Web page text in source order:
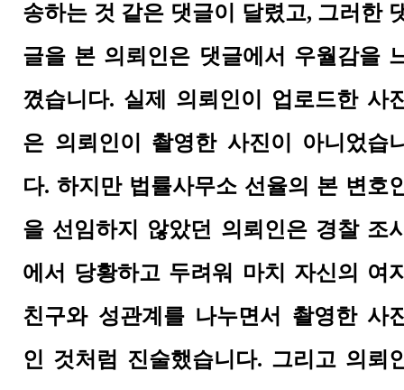
송하는 것 같은 댓글이 달렸고, 그러한
글을 본 의뢰인은 댓글에서 우월감을
꼈습니다. 실제 의뢰인이 업로드한 사
은 의뢰인이 촬영한 사진이 아니었습
다. 하지만 법률사무소 선율의 본 변호
을 선임하지 않았던 의뢰인은 경찰 조
에서 당황하고 두려워 마치 자신의 여
친구와 성관계를 나누면서 촬영한 사
인 것처럼 진술했습니다. 그리고 의뢰